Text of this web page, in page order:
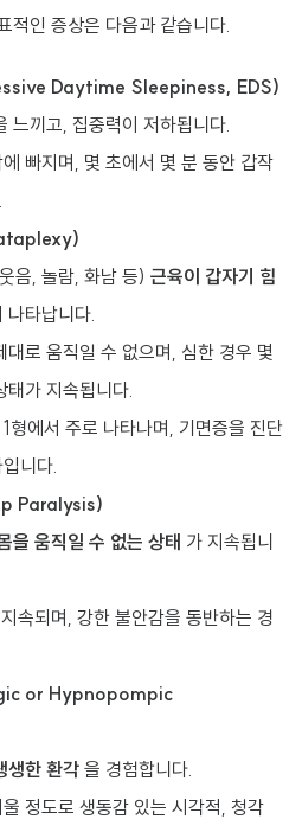
적인 증상은 다음과 같습니다.
Daytime Sleepiness, EDS)
느끼고, 집중력이 저하됩니다.
빠지며, 몇 초에서 몇 분 동안 갑작
음, 놀람, 화남 등) 근육이 갑자기 힘
나타납니다.
대로 움직일 수 없으며, 심한 경우 몇
태가 지속됩니다.
형에서 주로 나타나며, 기면증을 진단
니다.
Paralysis)
을 움직일 수 없는 상태 가 지속됩니
속되며, 강한 불안감을 동반하는 경
or Hypnopompic
생한 환각 을 경험합니다.
정도로 생동감 있는 시각적, 청각